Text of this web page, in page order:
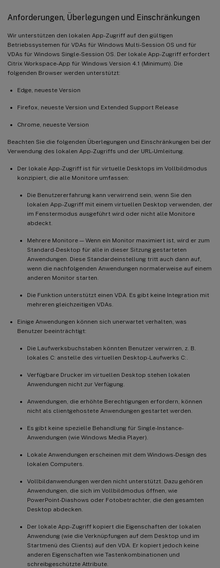
Anforderungen, Überlegungen und Einschränkungen
Wir unterstützen den lokalen App-Zugriff auf den gültigen
Betriebssystemen für VDAs für Windows Multi-Session OS und für
VDAs für Windows Single-Session OS. Der lokale App-Zugriff erfordert
Citrix Workspace-App für Windows Version 4.1 (Minimum). Die
folgenden Browser werden unterstützt:
Edge, neueste Version
Firefox, neueste Version und Extended Support Release
Chrome, neueste Version
Beachten Sie die folgenden Überlegungen und Einschränkungen bei der
Verwendung des lokalen App-Zugriffs und der URL-Umleitung.
Der lokale App-Zugriff ist für virtuelle Desktops im Vollbildmodus
konzipiert, die alle Monitore umfassen:
Die Benutzererfahrung kann verwirrend sein, wenn Sie den
lokalen App-Zugriff mit einem virtuellen Desktop verwenden, der
im Fenstermodus ausgeführt wird oder nicht alle Monitore
abdeckt.
Mehrere Monitore — Wenn ein Monitor maximiert ist, wird er zum
Standard-Desktop für alle in dieser Sitzung gestarteten
Anwendungen. Diese Standardeinstellung tritt auch dann auf,
wenn die nachfolgenden Anwendungen normalerweise auf einem
anderen Monitor starten.
Die Funktion unterstützt einen VDA. Es gibt keine Integration mit
mehreren gleichzeitigen VDAs.
Einige Anwendungen können sich unerwartet verhalten, was
Benutzer beeinträchtigt:
Die Laufwerksbuchstaben könnten Benutzer verwirren, z. B.
lokales C: anstelle des virtuellen Desktop-Laufwerks C:.
Verfügbare Drucker im virtuellen Desktop stehen lokalen
Anwendungen nicht zur Verfügung.
Anwendungen, die erhöhte Berechtigungen erfordern, können
nicht als clientgehostete Anwendungen gestartet werden.
Es gibt keine spezielle Behandlung für Single-Instance-
Anwendungen (wie Windows Media Player).
Lokale Anwendungen erscheinen mit dem Windows-Design des
lokalen Computers.
Vollbildanwendungen werden nicht unterstützt. Dazu gehören
Anwendungen, die sich im Vollbildmodus öffnen, wie
PowerPoint-Diashows oder Fotobetrachter, die den gesamten
Desktop abdecken.
Der lokale App-Zugriff kopiert die Eigenschaften der lokalen
Anwendung (wie die Verknüpfungen auf dem Desktop und im
Startmenü des Clients) auf den VDA. Er kopiert jedoch keine
anderen Eigenschaften wie Tastenkombinationen und
schreibgeschützte Attribute.